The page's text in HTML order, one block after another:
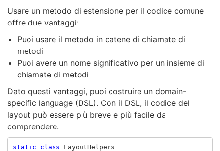
Usare un metodo di estensione per il codice comune
offre due vantaggi:
Puoi usare il metodo in catene di chiamate di
metodi
Puoi avere un nome significativo per un insieme di
chiamate di metodi
Dato questi vantaggi, puoi costruire un domain-
specific language (DSL). Con il DSL, il codice del
layout può essere più breve e più facile da
comprendere.
static class
LayoutHelpers